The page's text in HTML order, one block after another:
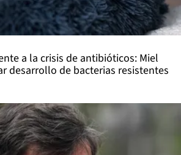
a la crisis de antibióticos: Miel
desarrollo de bacterias resistentes